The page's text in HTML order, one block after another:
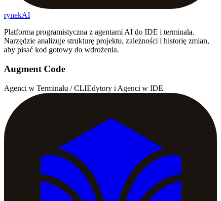
rynekAI
Platforma programistyczna z agentami AI do IDE i terminala.
Narzędzie analizuje strukturę projektu, zależności i historię zmian,
aby pisać kod gotowy do wdrożenia.
Augment Code
Agenci w Terminalu / CLIEdytory i Agenci w IDE